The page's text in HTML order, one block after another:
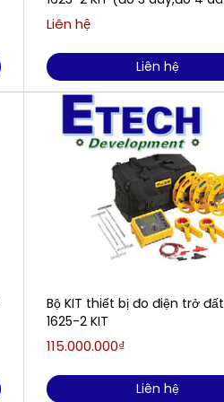
Liên hệ
Liên hệ
Bộ KIT thiết bị đo điện trở đất
1625-2 KIT
115.000.000₫
Liên hệ